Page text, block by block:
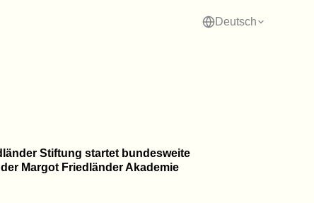
Deutsch
Stiftung startet bundesweite
Margot Friedländer Akademie